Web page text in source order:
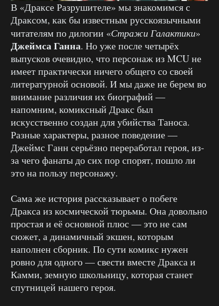
В «Драксе Разрушителе» мы знакомимся с
Драксом, как бы известным русскоязычными
читателям по дилогии «Стражи Галактики»
Джеймса Ганна. Но уже после четырёх
выпусков очевидно, что персонаж из MCU не
имеет практически ничего общего со своей
литературной основой. И мы даже не берем во
внимание различия их биографий —
напомним, комиксный Дракс был
искусственно создан для убийства Таноса.
Разные характеры, разное поведение —
Джеймс Ганн серьёзно переработал героя, из-
за чего фанаты до сих пор спорят, пошло ли
это на пользу персонажу.
Сама же история рассказывает о побеге
Дракса из космической тюрьмы. Она довольно
простая и её основной плюс — это не сам
сюжет, а динамичный экшен, которым
наполнен сборник. По сути комикс нужен
ровно для одного — свести вместе Дракса и
Камми, земную школьницу, которая станет
спутницей нашего героя.